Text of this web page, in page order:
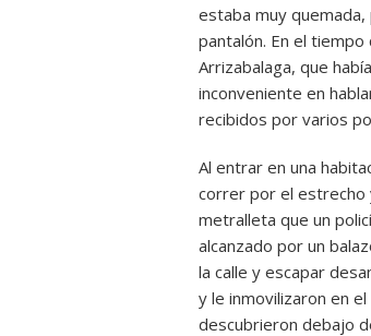
estaba muy
pantalón. En el tiempo
Arrizabalaga, que
inconveniente en
recibidos por varios
Al entrar en una
correr por el estrecho
metralleta que un
alcanzado por un
la calle y escapar
y le inmovilizaron en
descubrieron debajo